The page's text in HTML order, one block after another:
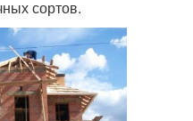
строительстве
Кирпич по назначению
сортов.